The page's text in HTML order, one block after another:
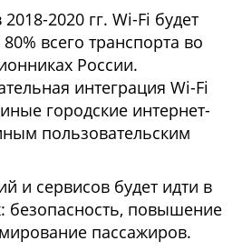
2020 гг. Wi-Fi будет
всего транспорта во
России.
интеграция Wi-Fi
городские интернет-
пользовательским
и сервисов будет идти в
безопасность, повышение
пассажиров.